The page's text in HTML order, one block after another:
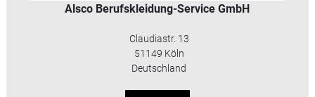
Alsco Berufskleidung-Service GmbH
Claudiastr. 13
51149 Köln
Deutschland